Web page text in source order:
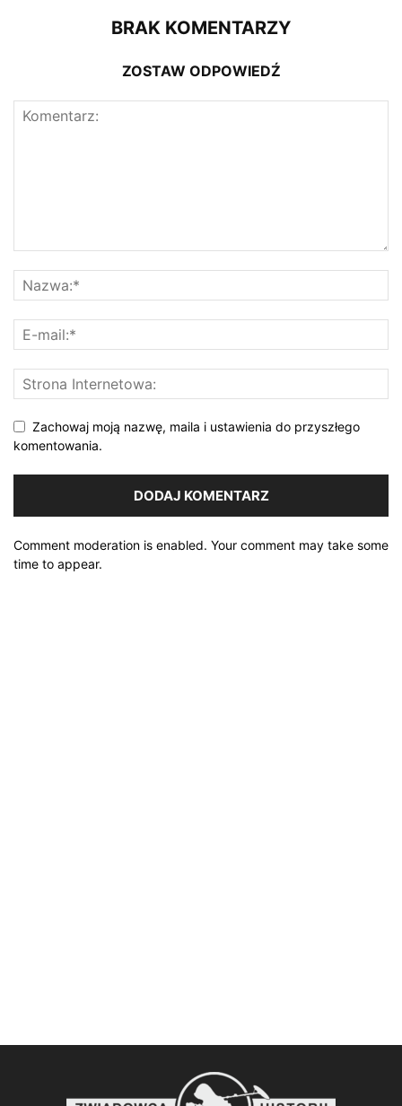
BRAK KOMENTARZY
ZOSTAW ODPOWIEDŹ
Zachowaj moją nazwę, maila i ustawienia do przyszłego
komentowania.
Comment moderation is enabled. Your comment may take some
time to appear.